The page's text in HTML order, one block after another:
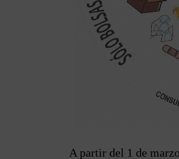
A partir del 1 de